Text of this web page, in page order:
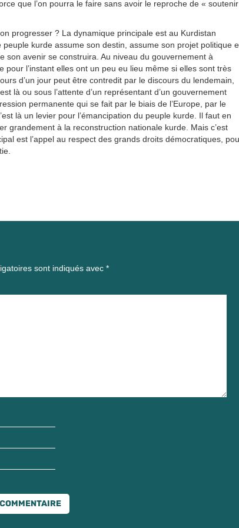
que l’on pourra le faire sans avoir le reproche de « soutenir
progresser ? La dynamique principale est au Kurdistan
kurde assume son destin, assume son projet politique
son avenir se construira. Au niveau du gouvernement à
l’instant elles ont un peu eu lieu même si elles sont très
d’un jour peut être contredit par le discours du lendemain,
là ou sous l’attente d’un représentant d’un gouvernement
permanente qui se fait par le biais de l’Europe, par le
là un levier pour l’émancipation du peuple kurde. Il faut en
grandement à la reconstruction nationale kurde. Mais c’est
est l’appel au respect des grands droits démocratiques,
sont indiqués avec *